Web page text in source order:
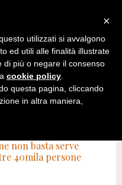
non basta serve
40mila persone
×
utilizzati si avvalgono
ed utili alle finalità illustrate
di più o negare il consenso
cookie policy.
questa pagina, cliccando
in altra maniera,